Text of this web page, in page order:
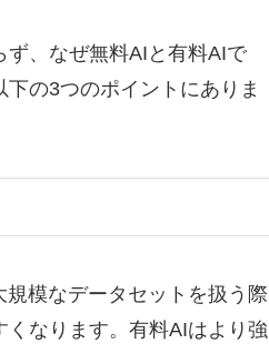
ず、なぜ無料AIと有料AIで
の3つのポイントにありま
模なデータセットを扱う際
なります。有料AIはより強